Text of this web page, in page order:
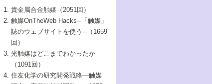
8号 高機能化ポリオレフィンに向けた重合
触媒の最近の進展
7号 持続可能社会実現のための触媒および
触媒関連技術
5号 若手会員による触媒研究の未来展望1：
企業編
6号 第102回触媒討論会
7号 触媒・化学反応における計算化学の進
8号 若手研究者による触媒研究の未来展望
5号 こんな物質，あんな物質―新たな触媒
の可能性―
7号 『結晶の化学』を活かした触媒研究
8号 イオン液体の応用
5号 水素製造・貯蔵のための触媒技術の新
しい展開
6号 第98回触媒討論会
7号 基礎化学品製造の触媒技術
8号 多機能型リアクター
4号 水分解用光触媒材料
5号 時間分解分光の進歩と応用
6号 第96回触媒討論会
8号 超臨界流体を用いた化学プロセスの新
2号 第93回触媒討論会
3号 特殊エネルギー場の触媒反応
4号 生体内における金属の触媒作用
5号 ファインケミカルズの展開に寄与する
6号 第94回触媒討論会
1号 なぜこの触媒が良いのか？
2号 第91回触媒討論会
3号 最近の自動車排ガス処理技術
4号 触媒研究の現状と将来─第90回触媒討論
5号 基礎化学品製造の触媒技術
▼44巻（2002年）
1号 高次制御された触媒の化学
2号 第89回触媒討論会
3号 触媒を利用した電気化学の新展開
4号 ナノ材料の調製と機能化
5号 こんな触媒が欲しい
▼43巻（2001年）
1号 グリーンケミストリーと触媒
2号 第87回触媒討論会特集号
3号 生体触媒とバイオプロセス
4号 水素製造・利用の触媒化学
▼42巻（2000年）
1号 触媒反応工学の明日を拓く
2号 第85回触媒討論会
3号 反応ダイナミクス
▼41巻（1999年）
1号 孔、穴、あな?-特異な空間とその利用-
2号 第83回触媒討論会
▼40巻（1998年）
貴金属合金触媒（2051回）
触媒OnTheWeb Hacks─「触媒」
誌のウェブサイトを使う─（1659
回）
光触媒はどこまでわかったか
（1091回）
住友化学の研究開発戦略―触媒